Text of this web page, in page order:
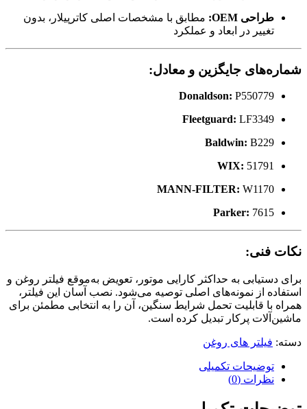
طراحی OEM:
مطابق با مشخصات اصلی کاترپیلار، بدون
تغییر در ابعاد و عملکرد
شماره‌های جایگزین و معادل:
Donaldson: P550779
Fleetguard: LF3349
Baldwin: B229
WIX: 51791
MANN-FILTER: W1170
Parker: 7615
نکات فنی:
برای دستیابی به حداکثر کارایی موتور، تعویض به‌موقع فیلتر روغن و
استفاده از نمونه‌های اصلی توصیه می‌شود. نصب آسان این فیلتر،
همراه با قابلیت تحمل شرایط سنگین، آن را به انتخابی مطمئن برای
ماشین‌آلات پرکار تبدیل کرده است.
دسته: فیلتر های روغن
توضیحات تکمیلی
نظرات (0)